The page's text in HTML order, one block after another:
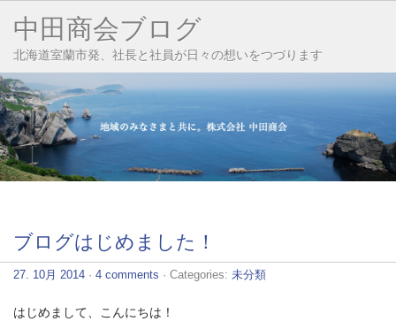
中田商会ブログ
北海道室蘭市発、社長と社員が日々の想いをつづります
ブログはじめました！
27. 10月 2014 · 4 comments · Categories: 未分類
はじめまして、こんにちは！